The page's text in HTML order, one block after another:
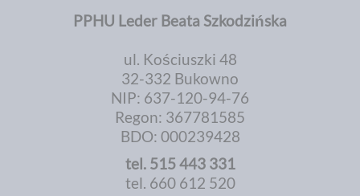
PPHU Leder Beata Szkodzińska
ul. Kościuszki 48
32-332 Bukowno
NIP: 637-120-94-76
Regon: 367781585
BDO: 000239428
tel. 515 443 331
tel. 660 612 520